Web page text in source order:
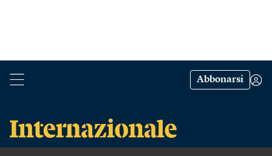
Abbonarsi